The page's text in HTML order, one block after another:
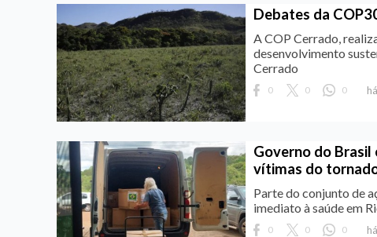
Debates da
A COP Cerrado,
desenvolvimento
Cerrado
0 0 0
Governo do
vítimas do
Parte do conjunto de
imediato à saúde em
0 0 0